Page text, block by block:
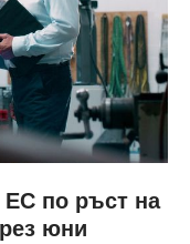
по ръст на
юни